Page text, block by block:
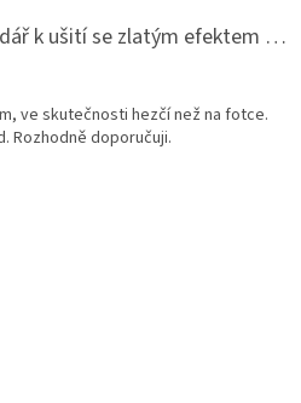
Adventní kalendář k ušití se zlatým efektem 042Q
je 5 z 5 hvězdiček.
ve skutečnosti hezčí než na fotce.
Rozhodně doporučuji.